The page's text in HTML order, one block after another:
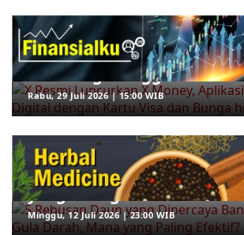
X Resmi Luncurkan X
Keuangan Digital dengan
dan Bunga hingga 6 Persen
Rabu, 29 Juli 2026 | 15:00 WIB
5 Rebusan Daun yang
Bantu Menurunkan Gula
yang Paling Efektif?
Minggu, 12 Juli 2026 | 23:00 WIB